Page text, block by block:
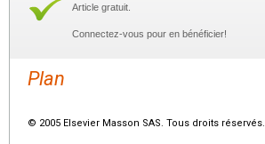
Article gratuit.
Connectez-vous pour en bénéficier!
Plan
© 2005 Elsevier Masson SAS. Tous droits réservés.